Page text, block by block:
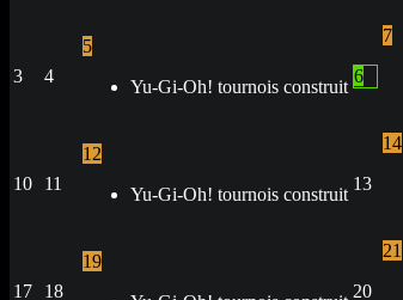
3 4
5
Yu-Gi-Oh! tournois construit
6
7
10 11
12
Yu-Gi-Oh! tournois construit
13
14
17 18
19
20
21